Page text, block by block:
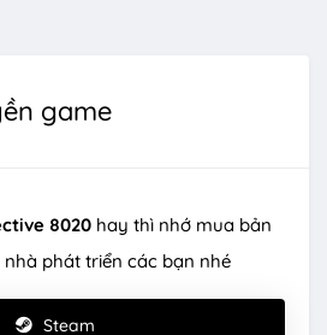
game
8020 hay thì nhớ mua bản
phát triển các bạn nhé
Steam